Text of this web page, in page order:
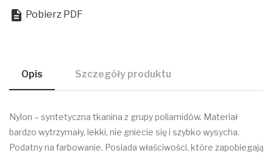
 Pobierz PDF
Opis Szczegóły produktu
Nylon – syntetyczna tkanina z grupy poliamidów. Materiał
bardzo wytrzymały, lekki, nie gniecie się i szybko wysycha.
Podatny na farbowanie. Posiada właściwości, które zapobiegają